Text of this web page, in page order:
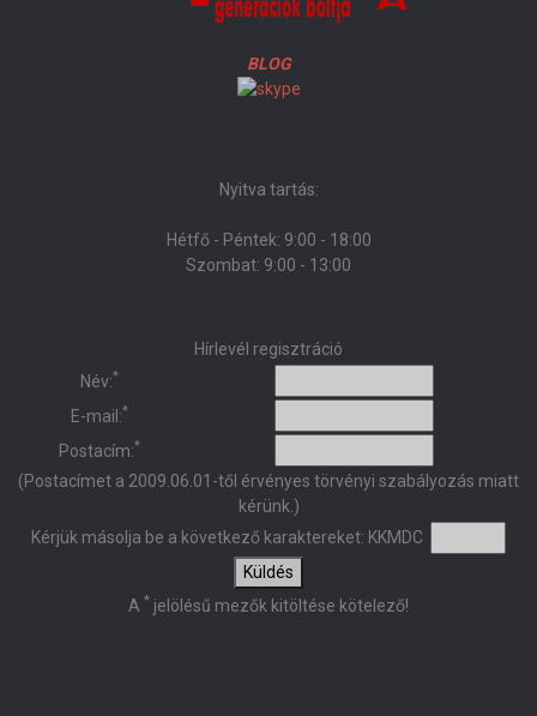
BLOG
Nyitva tartás:
Hétfő - Péntek: 9:00 - 18:00
Szombat: 9:00 - 13:00
Hírlevél regisztráció
Név:*
E-mail:*
Postacím:*
(Postacímet a 2009.06.01-től érvényes törvényi szabályozás miatt
kérünk.)
Kérjük másolja be a következő karaktereket: KKMDC
Küldés
A * jelölésű mezők kitöltése kötelező!